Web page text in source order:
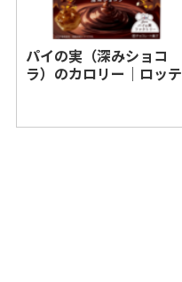
パイの実（深みショコ
ラ）のカロリー｜ロッテ